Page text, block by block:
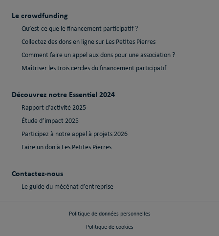
Le crowdfunding
Qu’est-ce que le financement participatif ?
Collectez des dons en ligne sur Les Petites Pierres
Comment faire un appel aux dons pour une association ?
Maîtriser les trois cercles du financement participatif
Découvrez notre Essentiel 2024
Rapport d’activité 2025
Étude d’impact 2025
Participez à notre appel à projets 2026
Faire un don à Les Petites Pierres
Contactez-nous
Le guide du mécénat d’entreprise
Politique de données personnelles
Politique de cookies